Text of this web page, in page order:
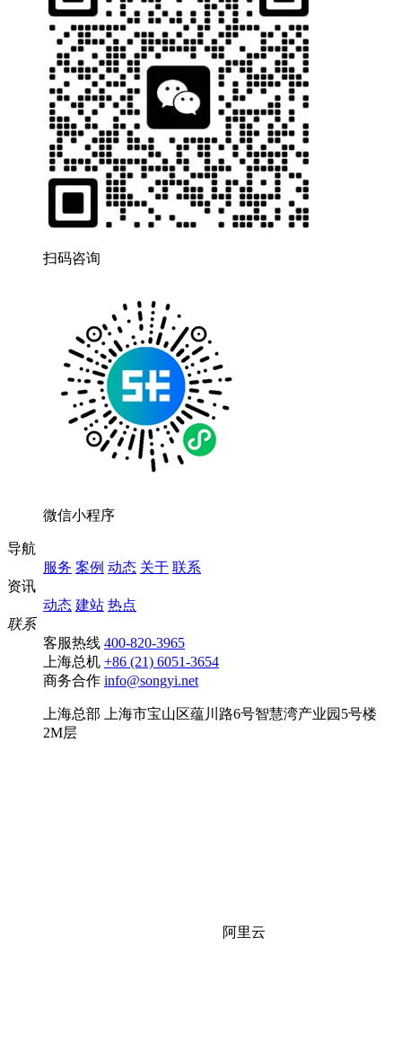
扫码咨询
微信小程序
导航
服务 案例 动态 关于 联系
资讯
动态 建站 热点
联系
客服热线 400-820-3965
上海总机 +86 (21) 6051-3654
商务合作 info@songyi.net
上海总部
上海市宝山区蕴川路6号智慧湾产业园5号楼
2M层
阿里云